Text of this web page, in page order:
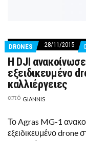
DRONES 28/11/2015 0
H DJI
εξειδικευμένο
καλλιέργειες
από GIANNIS
Το Agras MG-1
εξειδικευμένο drone